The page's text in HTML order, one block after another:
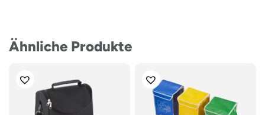
Ähnliche Produkte